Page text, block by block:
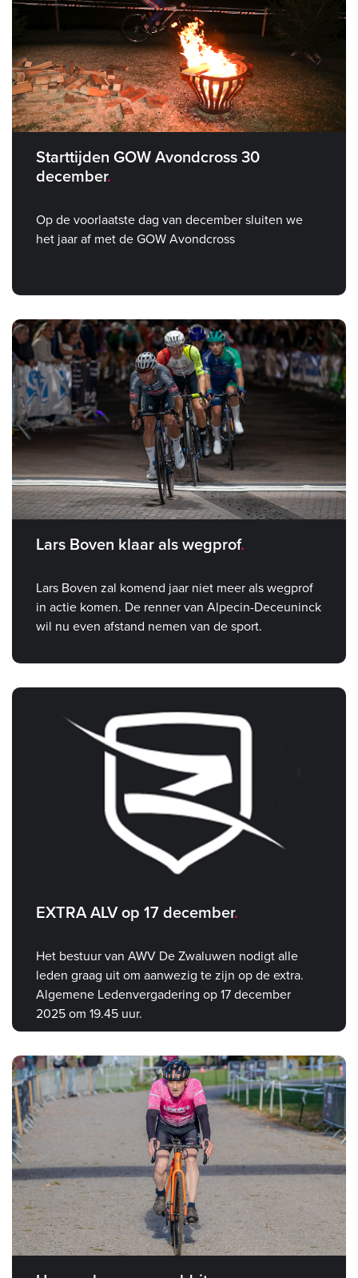
Starttijden GOW Avondcross 30
december
Op de voorlaatste dag van december sluiten we
het jaar af met de GOW Avondcross
Lars Boven klaar als wegprof
Lars Boven zal komend jaar niet meer als wegprof
in actie komen. De renner van Alpecin-Deceuninck
wil nu even afstand nemen van de sport.
EXTRA ALV op 17 december
Het bestuur van AWV De Zwaluwen nodigt alle
leden graag uit om aanwezig te zijn op de extra.
Algemene Ledenvergadering op 17 december
2025 om 19.45 uur.